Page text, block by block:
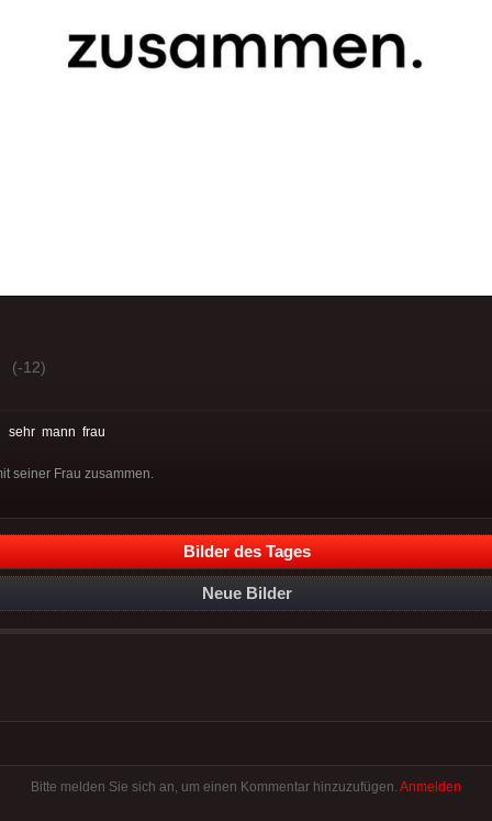
(-12)
sehr mann frau
seiner Frau zusammen.
Bilder des Tages
Neue Bilder
Bitte melden Sie sich an, um einen Kommentar hinzuzufügen. Anmelden